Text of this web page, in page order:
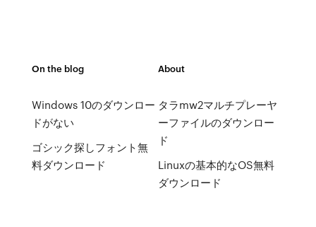
On the blog
Windows 10のダウンロー
ドがない
ゴシック探しフォント無
料ダウンロード
About
タラmw2マルチプレーヤ
ーファイルのダウンロー
ド
Linuxの基本的なOS無料
ダウンロード